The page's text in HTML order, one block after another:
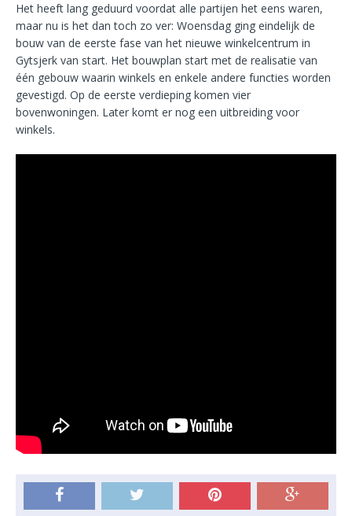
Het heeft lang geduurd voordat alle partijen het eens waren,
maar nu is het dan toch zo ver: Woensdag ging eindelijk de
bouw van de eerste fase van het nieuwe winkelcentrum in
Gytsjerk van start. Het bouwplan start met de realisatie van
één gebouw waarin winkels en enkele andere functies worden
gevestigd. Op de eerste verdieping komen vier
bovenwoningen. Later komt er nog een uitbreiding voor
winkels.